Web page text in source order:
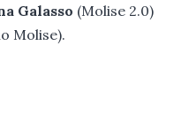
Galasso (Molise 2.0)
Molise).